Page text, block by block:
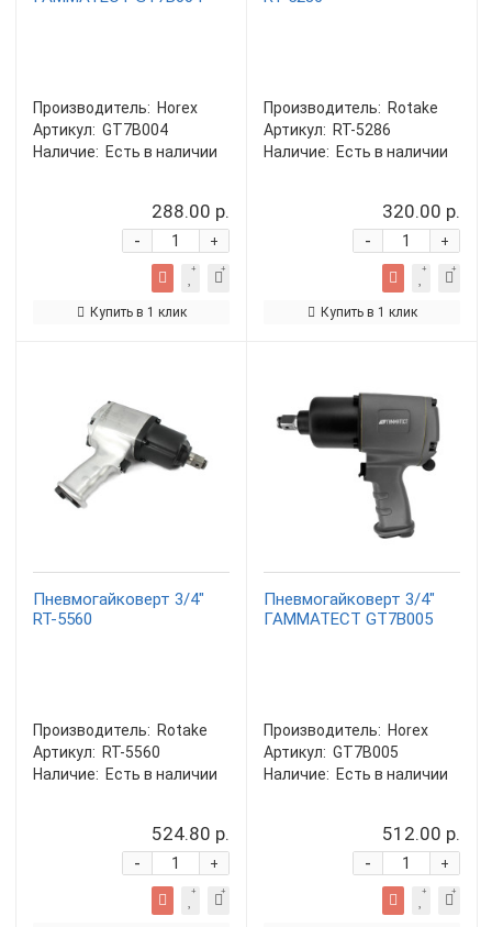
Производитель: Horex
Артикул: GT7B004
Наличие: Есть в наличии
288.00 р.
+
-
Купить в 1 клик
Производитель: Rotake
Артикул: RT-5286
Наличие: Есть в наличии
320.00 р.
+
-
Купить в 1 клик
Пневмогайковерт 3/4"
RT-5560
Производитель: Rotake
Артикул: RT-5560
Наличие: Есть в наличии
524.80 р.
+
-
Пневмогайковерт 3/4"
ГАММАТЕСТ GT7B005
Производитель: Horex
Артикул: GT7B005
Наличие: Есть в наличии
512.00 р.
+
-